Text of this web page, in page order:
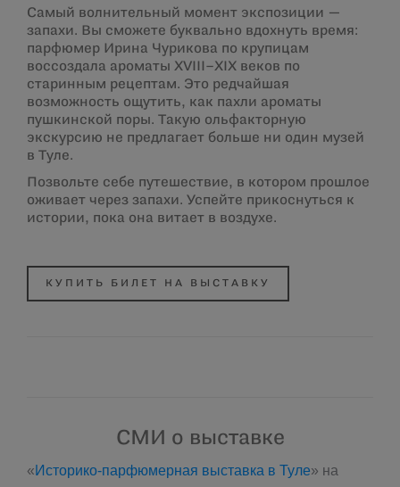
Самый волнительный момент экспозиции —
запахи. Вы сможете буквально вдохнуть время:
парфюмер Ирина Чурикова по крупицам
воссоздала ароматы XVIII–XIX веков по
старинным рецептам. Это редчайшая
возможность ощутить, как пахли ароматы
пушкинской поры. Такую ольфакторную
экскурсию не предлагает больше ни один музей
в Туле.
Позвольте себе путешествие, в котором прошлое
оживает через запахи. Успейте прикоснуться к
истории, пока она витает в воздухе.
КУПИТЬ БИЛЕТ НА ВЫСТАВКУ
СМИ о выставке
«Историко-парфюмерная выставка в Туле» на